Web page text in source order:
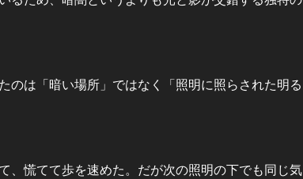
のは「暗い場所」ではなく「照明に照らされた明る
、慌てて歩を速めた。だが次の照明の下でも同じ気